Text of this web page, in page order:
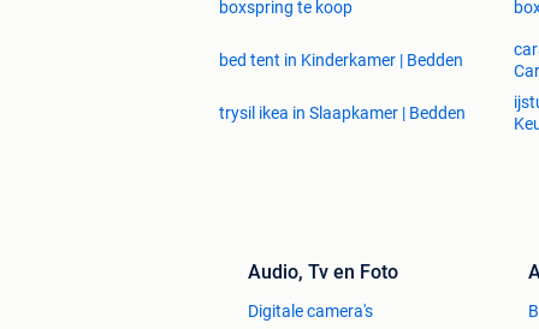
boxspring te koop
bed tent in Kinderkamer | Bedden
trysil ikea in Slaapkamer | Bedden
Audio, Tv en Foto
Digitale camera's